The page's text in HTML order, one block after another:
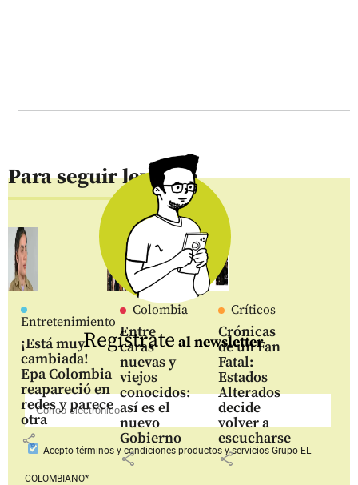
Para seguir leyendo
Entretenimiento
¡Está muy
cambiada!
Epa Colombia
reapareció en
redes y parece
otra
share
Colombia
Entre
caras
nuevas y
viejos
conocidos:
así es el
nuevo
Gobierno
share
Críticos
Crónicas
de un Fan
Fatal:
Estados
Alterados
decide
volver a
escucharse
share
Regístrate al newsletter
Aceptotérminos y condiciones productos y serviciosGrupo EL
COLOMBIANO*